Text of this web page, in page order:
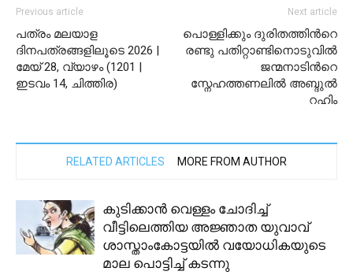
Previous article
പത്രം മലയാള
ദിനപത്രങ്ങളിലൂടെ 2026 |
മേയ് 28, വ്യാഴം (1201 |
ഇടവം 14, ചിത്തിര)
Next article
പൊള്ളിക്കും ദുരിതത്തിന്‍റെ
രണ്ടു പതിറ്റാണ്ടിനൊടുവില്‍
ജന്മനാടിന്‍റെ
സ്നേഹത്തണലില്‍ അബ്ദുല്‍
റഹിം
RELATED ARTICLES MORE FROM AUTHOR
കുടിക്കാൻ വെള്ളം ചോദിച്ച്
വീട്ടിലെത്തിയ അജ്ഞാത യുവാവ്
ശാസ്താംകോട്ടയില്‍ വയോധികയുടെ
മാല പൊട്ടിച്ച് കടന്നു